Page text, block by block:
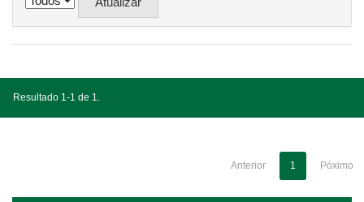
Resultado 1-1 de 1.
Anterior 1 Póximo